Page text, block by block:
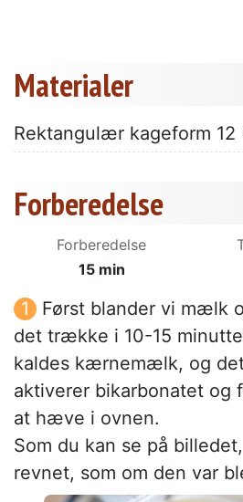
Materialer
Rektangulær kageform 12
Forberedelse
Forberedelse
15 min
Først blander vi mælk
det trække i 10-15
kaldes kærnemælk, og
aktiverer bikarbonatet og
at hæve i ovnen.
Som du kan se på
revnet, som om den var